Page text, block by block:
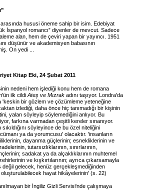
hususi öneme sahip bir isim. Edebiyat
İspanyol romancı” diyenler de mevcut. Sadece
alan, hem de çeviri yapan bir yayıncı. 1951
düşünür ve akademisyen babasının
On yedi ...
Kitap Eki, 24 Şubat 2011
nedeni hem işlediği konu hem de romana
'ün ilk cildi Ateş ve Mızrak adını taşıyor. Londra'da
bir gözlem ve çözümleme yeteneğine
izlediği, daha önce hiç tanımadığı bir kişinin
yalan söyleyip söylemediğini anlıyor. Bu
farkına varmadan çeşitli kereler sınanıyor.
söyleyince de bu özel niteliğini
ya da yorumcusu' olacaktır. 'insanların
dayanma güçlerinin; esnekliklerinin ve
tutarsızlıklarının, sınırlarının,
sadakat ya da alçaklıklarının muhtemel
ve kışkırtılarının; ayrıca çıkarsamayla
gelecek, henüz gerçekleşmediğinden
hayat hikâyelerinin' (s. 22)
bir İngiliz Gizli Servisi'nde çalışmaya